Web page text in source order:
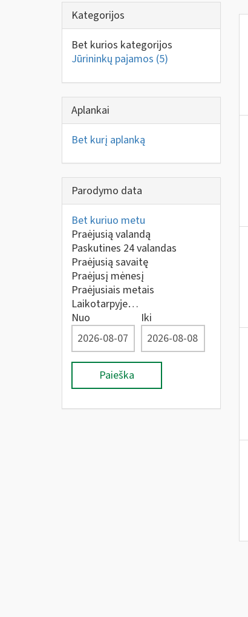
Kategorijos
Bet kurios kategorijos
Jūrininkų pajamos (5)
Aplankai
Bet kurį aplanką
Parodymo data
Bet kuriuo metu
Praėjusią valandą
Paskutines 24 valandas
Praėjusią savaitę
Praėjusį mėnesį
Praėjusiais metais
Laikotarpyje…
Nuo
Iki
Paieška